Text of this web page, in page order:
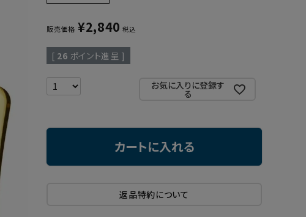
販売価格 ¥2,840 税込
[ 26 ポイント進呈 ]
お気に入りに登録す
る
カートに入れる
返品特約について